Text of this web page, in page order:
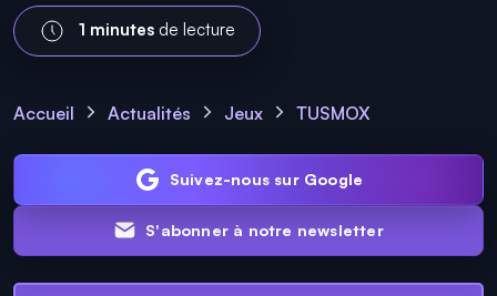
1 minutes de lecture
Accueil Actualités Jeux TUSMOX
Suivez-nous sur Google
S'abonner à notre newsletter